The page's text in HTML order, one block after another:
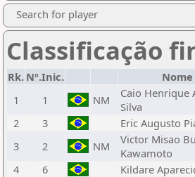
Search for player
Classificação
Rk. Nº.Inic. Nome
1
1 NM
Caio Henrique
Silva
2
3 Eric Augusto
3
2 NM
Victor Misao
Kawamoto
4
6 Kildare